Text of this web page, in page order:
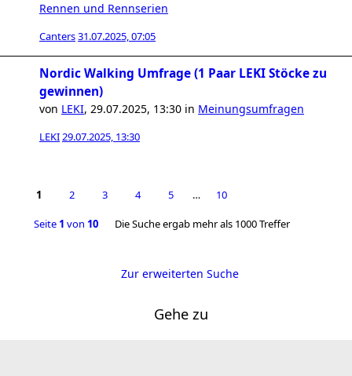
Rennen und Rennserien
Canters31.07.2025, 07:05
Nordic Walking Umfrage (1 Paar LEKI Stöcke zu
gewinnen)
von LEKI, 29.07.2025, 13:30 in Meinungsumfragen
LEKI29.07.2025, 13:30
1 2 3 4 5 … 10
Seite 1 von 10 Die Suche ergab mehr als 1000 Treffer
Zur erweiterten Suche
Gehe zu